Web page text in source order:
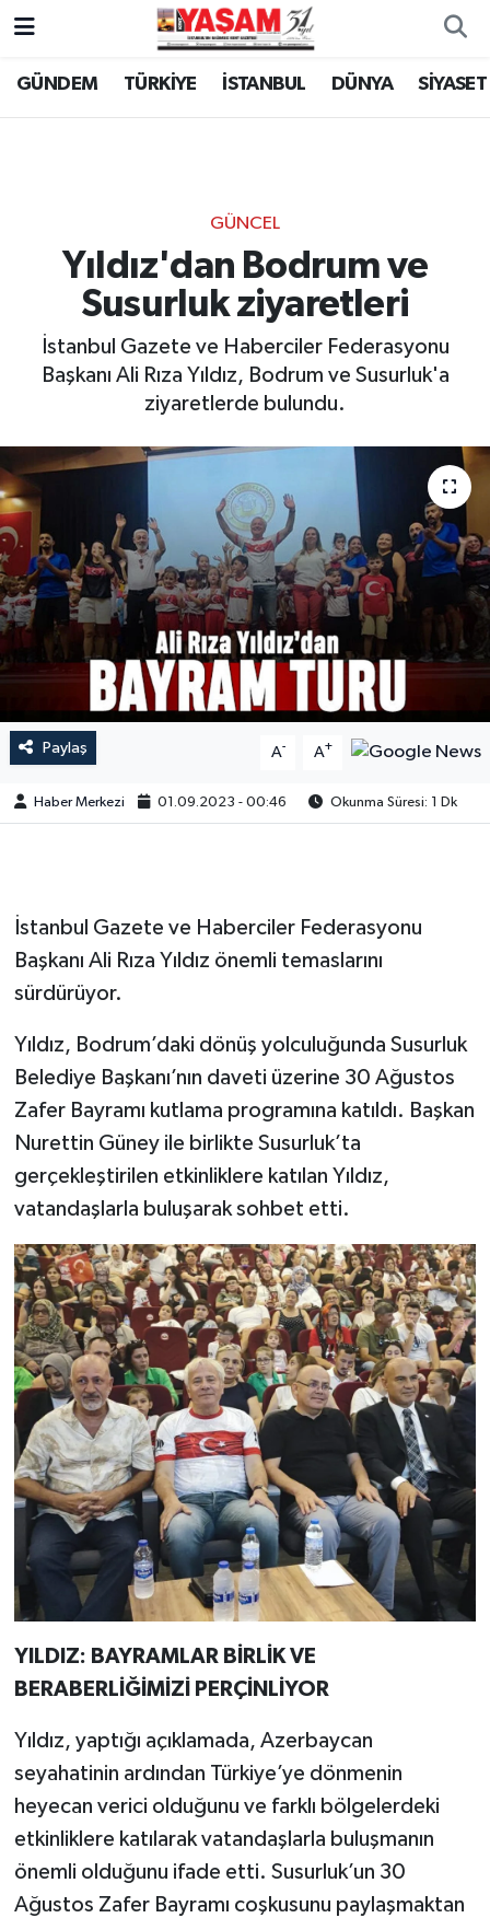
GÜNDEM TÜRKİYE İSTANBUL DÜNYA SİYASET
GÜNCEL
Yıldız'dan Bodrum ve
Susurluk ziyaretleri
İstanbul Gazete ve Haberciler Federasyonu
Başkanı Ali Rıza Yıldız, Bodrum ve Susurluk'a
ziyaretlerde bulundu.
Paylaş A- A+
Haber Merkezi 01.09.2023 - 00:46 Okunma Süresi: 1 Dk
İstanbul Gazete ve Haberciler Federasyonu
Başkanı Ali Rıza Yıldız önemli temaslarını
sürdürüyor.
Yıldız, Bodrum’daki dönüş yolculuğunda Susurluk
Belediye Başkanı’nın daveti üzerine 30 Ağustos
Zafer Bayramı kutlama programına katıldı. Başkan
Nurettin Güney ile birlikte Susurluk’ta
gerçekleştirilen etkinliklere katılan Yıldız,
vatandaşlarla buluşarak sohbet etti.
YILDIZ: BAYRAMLAR BİRLİK VE
BERABERLİĞİMİZİ PERÇİNLİYOR
Yıldız, yaptığı açıklamada, Azerbaycan
seyahatinin ardından Türkiye’ye dönmenin
heyecan verici olduğunu ve farklı bölgelerdeki
etkinliklere katılarak vatandaşlarla buluşmanın
önemli olduğunu ifade etti. Susurluk’un 30
Ağustos Zafer Bayramı coşkusunu paylaşmaktan